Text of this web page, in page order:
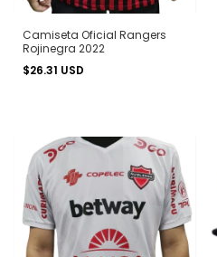
Camiseta Oficial Rangers
Rojinegra 2022
$26.31 USD